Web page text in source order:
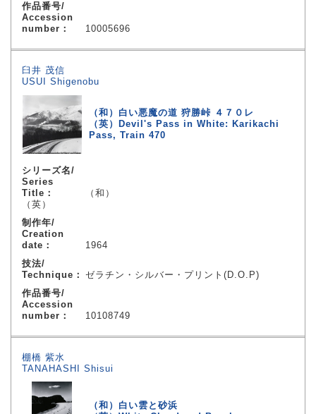
作品番号/
Accession
number：
10005696
臼井 茂信
USUI Shigenobu
（和）白い悪魔の道 狩勝峠 ４７０レ
（英）Devil's Pass in White: Karikachi
Pass, Train 470
シリーズ名/
Series
Title：
（和）
（英）
制作年/
Creation
date：
1964
技法/
Technique： ゼラチン・シルバー・プリント(D.O.P)
作品番号/
Accession
number：
10108749
棚橋 紫水
TANAHASHI Shisui
（和）白い雲と砂浜